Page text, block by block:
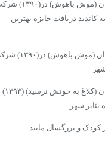
– نمایشنامه کودک و نوجوان (موش باهوش)
دریافت جایزه بهترین
– نمایشنامه کودک و نوجوان (موش
– نمایشنامه کودک و نوجوان (کلاغ به خونش نرسید) (۱۳۹۳)
شهر
کودک و بزرگسال مانند: